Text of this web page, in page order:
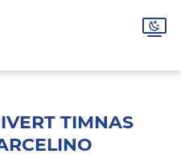
TIMNAS